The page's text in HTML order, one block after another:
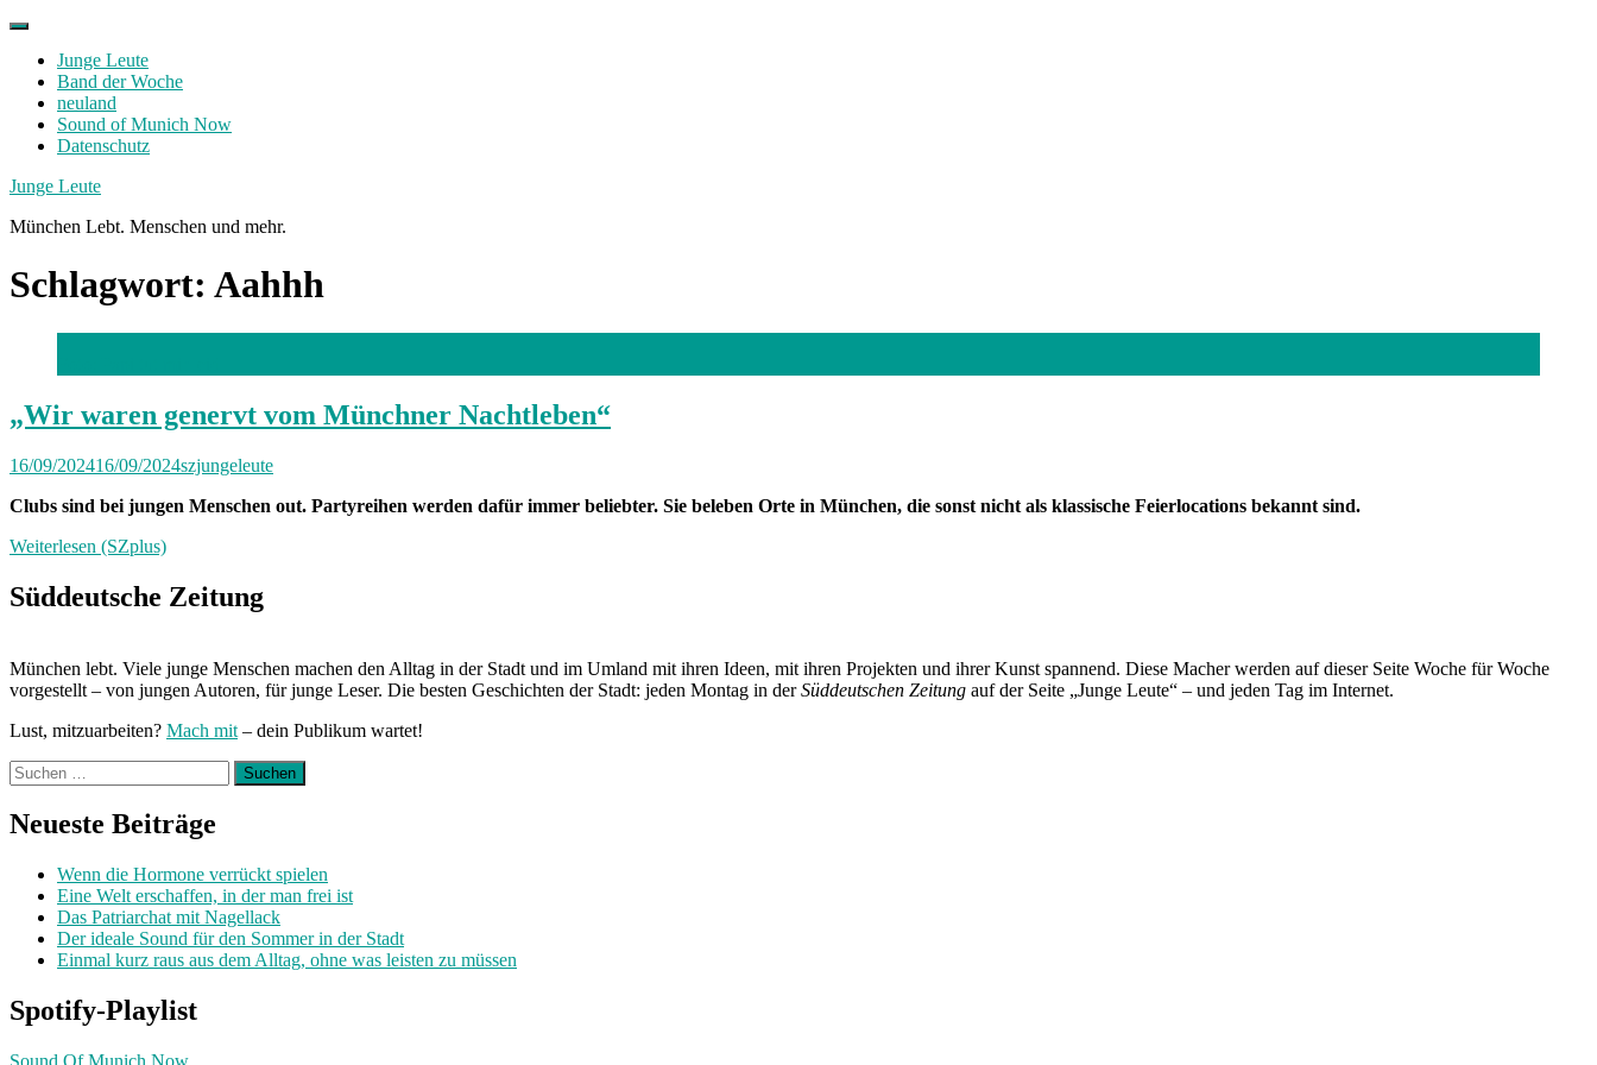
Skip
contentJunge Leute
Band der Woche
neuland
Sound of Munich Now
Datenschutz
Facebook
Twitter
Instagram
Junge Leute
München Lebt. Menschen und mehr.
Schlagwort: Aahhh
„Wir waren genervt vom Münchner Nachtleben“
16/09/202416/09/2024szjungeleute
Clubs sind bei jungen Menschen out. Partyreihen werden dafür immer beliebter. Sie beleben Orte in München, die sonst nicht als klassische Feierlocations bekannt sind.
Weiterlesen (SZplus)
Süddeutsche Zeitung
München lebt. Viele junge Menschen machen den Alltag in der Stadt und im Umland mit ihren Ideen, mit ihren Projekten und ihrer Kunst spannend. Diese Macher werden auf dieser Seite Woche für Woche
vorgestellt – von jungen Autoren, für junge Leser. Die besten Geschichten der Stadt: jeden Montag in derSüddeutschen Zeitung auf der Seite „Junge Leute“ – und jeden Tag im Internet.
Lust, mitzuarbeiten? Mach mit – dein Publikum wartet!
Suchen
nach:
Neueste Beiträge
Wenn die Hormone verrückt spielen
Eine Welt erschaffen, in der man frei ist
Das Patriarchat mit Nagellack
Der ideale Sound für den Sommer in der Stadt
Einmal kurz raus aus dem Alltag, ohne was leisten zu müssen
Spotify-Playlist